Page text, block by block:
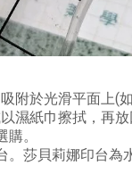
附於光滑平面上(
濕紙巾擦拭，再放
購。
莎貝莉娜印台為